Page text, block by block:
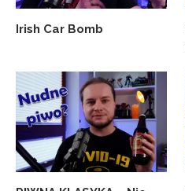
Irish Car Bomb